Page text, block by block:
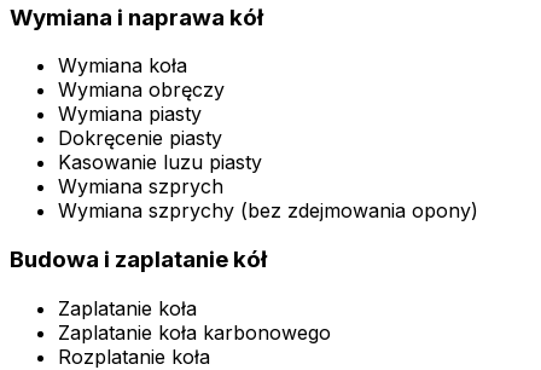
Wymiana i naprawa kół
Wymiana koła
Wymiana obręczy
Wymiana piasty
Dokręcenie piasty
Kasowanie luzu piasty
Wymiana szprych
Wymiana szprychy (bez zdejmowania opony)
Budowa i zaplatanie kół
Zaplatanie koła
Zaplatanie koła karbonowego
Rozplatanie koła